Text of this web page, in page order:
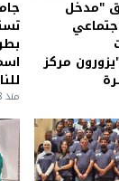
"مدخل
مركز
منذ 48 دقيقة